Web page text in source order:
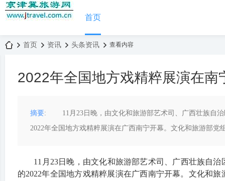
首页
首页 资讯 头条资讯 查看内容
2022年全国地方戏精粹展演在南
摘要: 11月23日晚，由文化和旅游部艺术司、广西壮族自治
2022年全国地方戏精粹展演在广西南宁开幕。文化和旅游部
11月23日晚，由文化和旅游部艺术司、广西壮族自治
的2022年全国地方戏精粹展演在广西南宁开幕。文化和